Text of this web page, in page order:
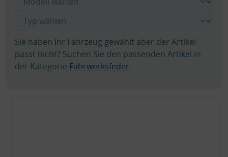
Sie haben Ihr Fahrzeug gewählt aber der Artikel
passt nicht? Suchen Sie den passenden Artikel in
der Kategorie Fahrwerksfeder.